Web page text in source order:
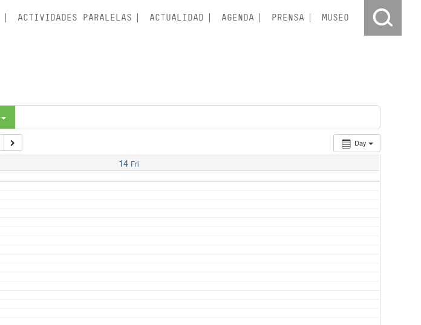
ACTIVIDADES PARALELAS ACTUALIDAD AGENDA PRENSA MUSEO
Day
14 Fri